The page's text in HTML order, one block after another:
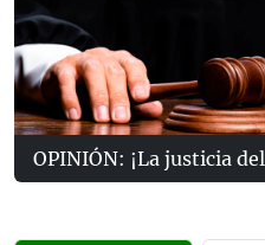
OPINIÓN: ¡La justicia